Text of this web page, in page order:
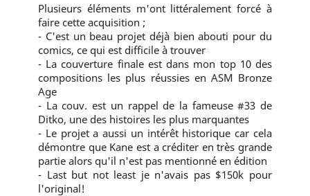
Plusieurs éléments m'ont littéralement forcé à
faire cette acquisition ;
- C'est un beau projet déjà bien abouti pour du
comics, ce qui est difficile à trouver
- La couverture finale est dans mon top 10 des
compositions les plus réussies en ASM Bronze
Age
- La couv. est un rappel de la fameuse #33 de
Ditko, une des histoires les plus marquantes
- Le projet a aussi un intérêt historique car cela
démontre que Kane est a créditer en très grande
partie alors qu'il n'est pas mentionné en édition
- Last but not least je n'avais pas $150k pour
l'original!